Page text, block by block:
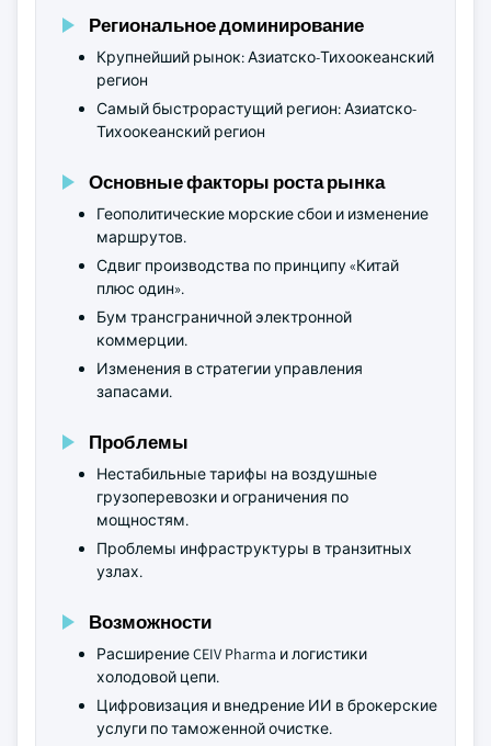
Региональное доминирование
Крупнейший рынок: Азиатско-Тихоокеанский
регион
Самый быстрорастущий регион: Азиатско-
Тихоокеанский регион
Основные факторы роста рынка
Геополитические морские сбои и изменение
маршрутов.
Сдвиг производства по принципу «Китай
плюс один».
Бум трансграничной электронной
коммерции.
Изменения в стратегии управления
запасами.
Проблемы
Нестабильные тарифы на воздушные
грузоперевозки и ограничения по
мощностям.
Проблемы инфраструктуры в транзитных
узлах.
Возможности
Расширение CEIV Pharma и логистики
холодовой цепи.
Цифровизация и внедрение ИИ в брокерские
услуги по таможенной очистке.